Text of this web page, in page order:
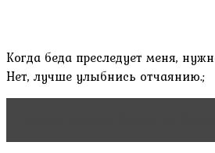
Когда беда преследует меня,
Нет, лучше улыбнись отчаянию.;